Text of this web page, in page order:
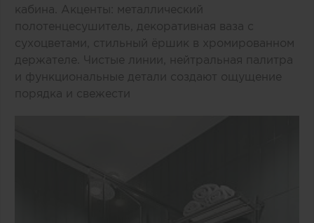
кабина. Акценты: металлический
полотенцесушитель, декоративная ваза с
сухоцветами, стильный ёршик в хромированном
держателе. Чистые линии, нейтральная палитра
и функциональные детали создают ощущение
порядка и свежести